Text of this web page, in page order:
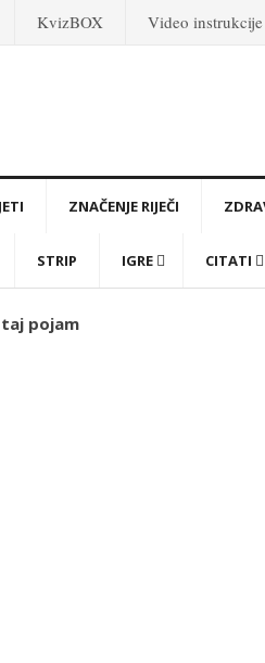
KvizBOX Video
ZNAČENJE RIJEČI
STRIP IGRE CITATI
taj pojam